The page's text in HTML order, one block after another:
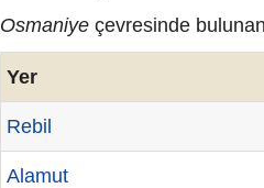
Osmaniye çevresinde
Yer
Rebil
Alamut